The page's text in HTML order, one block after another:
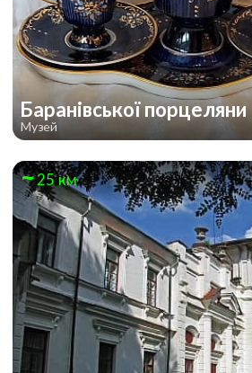
Баранівської порцеляни
Музей
25 км